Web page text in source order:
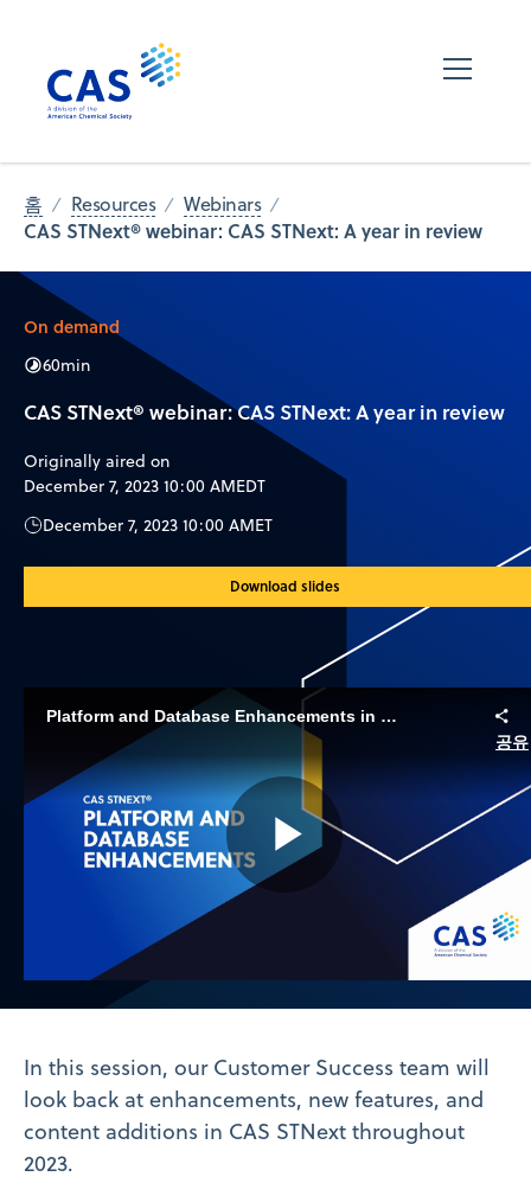
홈 Resources Webinars
CAS STNext® webinar: CAS STNext: A year in review
On demand
60min
CAS STNext® webinar: CAS STNext: A year in review
Originally aired on
December 7, 2023 10:00 AMEDT
December 7, 2023 10:00 AMET
Download slides
Platform and Database Enhancements in CAS STNext
공유
Play
Video
In this session, our Customer Success team will
look back at enhancements, new features, and
content additions in CAS STNext throughout
2023.